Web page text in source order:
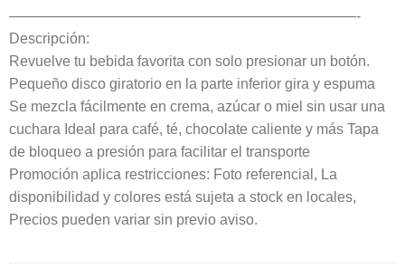
————————————————————————-
Descripción:
Revuelve tu bebida favorita con solo presionar un botón.
Pequeño disco giratorio en la parte inferior gira y espuma
Se mezcla fácilmente en crema, azúcar o miel sin usar una
cuchara Ideal para café, té, chocolate caliente y más Tapa
de bloqueo a presión para facilitar el transporte
Promoción aplica restricciones: Foto referencial, La
disponibilidad y colores está sujeta a stock en locales,
Precios pueden variar sin previo aviso.